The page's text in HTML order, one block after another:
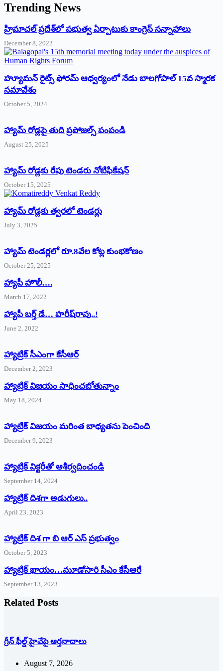
Trending News
‌హ్రిమాచల్‌ ‌ప్రదేశ్‌లో పభుత్వ ఏర్పాటుకు కాంగ్రెస్‌ ‌సన్నాహాలు
December 8, 2022
హ్యూమన్‌ రైట్స్‌ ఫోరమ్‌ ఆధ్వర్యంలో నేడు బాలగోపాల్‌ 15వ స్మారక
సమావేశం
October 5, 2024
హ్యామ్‌ రోడ్లపై తుది ప్రపోజల్స్‌ పంపండి
August 25, 2025
హ్యామ్‌ రోడ్లకు రేపు టెండరు నోటిఫికేషన్‌
October 15, 2025
హ్యామ్‌ రోడ్లకు త్వరలో టెండర్లు
July 3, 2025
హ్యామ్‌ ‌టెండర్లలో రూ.8వేల కోట్ల కుంభకోణం
October 25, 2025
హ్యాపీ హొలీ….
March 17, 2022
హ్యాపీ బర్త్ ‌డే… హరీష్‌రావు..!
June 2, 2022
హ్యాట్రిక్‌ ‌సీఎంగా కేసీఆర్‌
December 2, 2023
హ్యాట్రిక్‌ విజయం సాధించబోతున్నాం
May 18, 2024
హ్యాట్రిక్ విజయం మరింత బాధ్యతను పెంచింది
December 9, 2023
హ్యాట్రిక్‌ ‌విక్టరీతో ఆశీర్వదించండి
September 14, 2024
‌హ్యాట్రిక్‌ ‌దిశగా అడుగులు..
April 23, 2023
హ్యాట్రిక్ దిశ గా బి ఆర్ ఎస్ ప్రభుత్వం
October 5, 2023
హ్యాట్రిక్‌ ‌ఖాయం…మూడోసారి సీఎం కేసీఆరే
September 13, 2023
Related Posts
గ్రీన్ ఫీల్డ్ హైవేపై ఆర్తనాదాలు
August 7, 2026